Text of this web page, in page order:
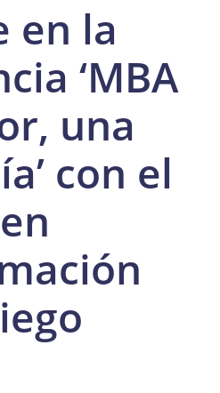
en la
‘MBA
una
con el